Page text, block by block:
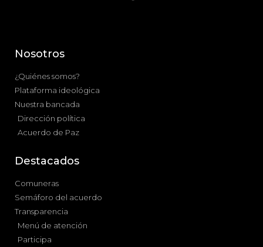
Nosotros
¿Quiénes somos?
Plataforma ideológica
Nuestra bancada
Dirección política
Acuerdo de Paz
Destacados
Comuneras
Semáforo del acuerdo
Transparencia
Menú de atención
Participa